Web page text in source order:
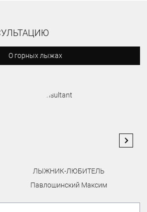
О горных лыжах
ЛЫЖНИК-ЛЮБИТЕЛЬ
Павлошинский Максим